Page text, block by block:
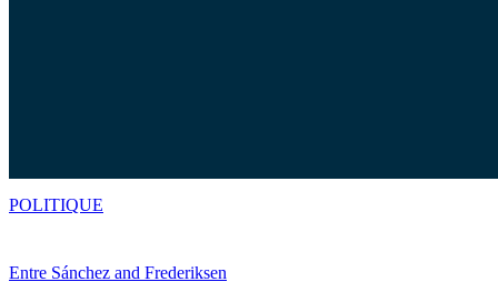
Entre Sánchez and Frederiksen
POLITIQUE